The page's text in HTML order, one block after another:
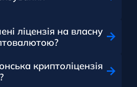
ліцензія на власну
криптоліцензія